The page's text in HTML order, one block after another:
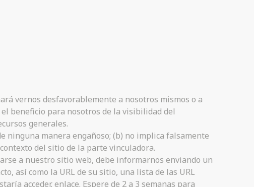
vernos desfavorablemente a nosotros mismos o a
beneficio para nosotros de la visibilidad del
generales.
ninguna manera engañoso; (b) no implica falsamente
del sitio de la parte vinculadora.
a nuestro sitio web, debe informarnos enviando un
así como la URL de su sitio, una lista de las URL
acceder. enlace. Espere de 2 a 3 semanas para